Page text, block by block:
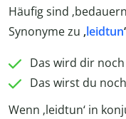
Häufig sind
Synonyme zu ‚leidtun‘
Das wird dir noch
Das wirst du noch
Wenn ‚leidtun‘ in